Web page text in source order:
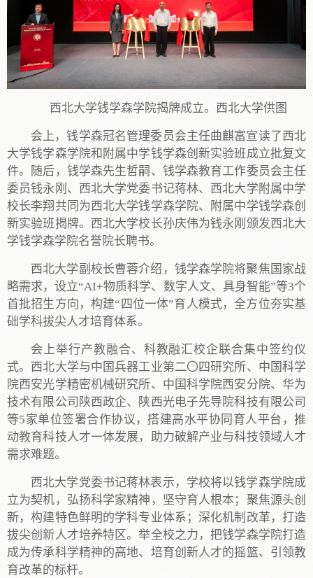
西北大学钱学森学院揭牌成立。西北大学供图
会上，钱学森冠名管理委员会主任曲麒富宣读了西北
大学钱学森学院和附属中学钱学森创新实验班成立批复文
件。随后，钱学森先生哲嗣、钱学森教育工作委员会主任
委员钱永刚、西北大学党委书记蒋林、西北大学附属中学
校长李翔共同为西北大学钱学森学院、附属中学钱学森创
新实验班揭牌。西北大学校长孙庆伟为钱永刚颁发西北大
学钱学森学院名誉院长聘书。
西北大学副校长曹蓉介绍，钱学森学院将聚焦国家战
略需求，设立“AI+物质科学、数字人文、具身智能”等3个
首批招生方向，构建“四位一体”育人模式，全方位夯实基
础学科拔尖人才培育体系。
会上举行产教融合、科教融汇校企联合集中签约仪
式。西北大学与中国兵器工业第二〇四研究所、中国科学
院西安光学精密机械研究所、中国科学院西安分院、华为
技术有限公司陕西政企、陕西光电子先导院科技有限公司
等5家单位签署合作协议，搭建高水平协同育人平台，推
动教育科技人才一体发展，助力破解产业与科技领域人才
需求难题。
西北大学党委书记蒋林表示，学校将以钱学森学院成
立为契机，弘扬科学家精神，坚守育人根本；聚焦源头创
新，构建特色鲜明的学科专业体系；深化机制改革，打造
拔尖创新人才培养特区。举全校之力，把钱学森学院打造
成为传承科学精神的高地、培育创新人才的摇篮、引领教
育改革的标杆。